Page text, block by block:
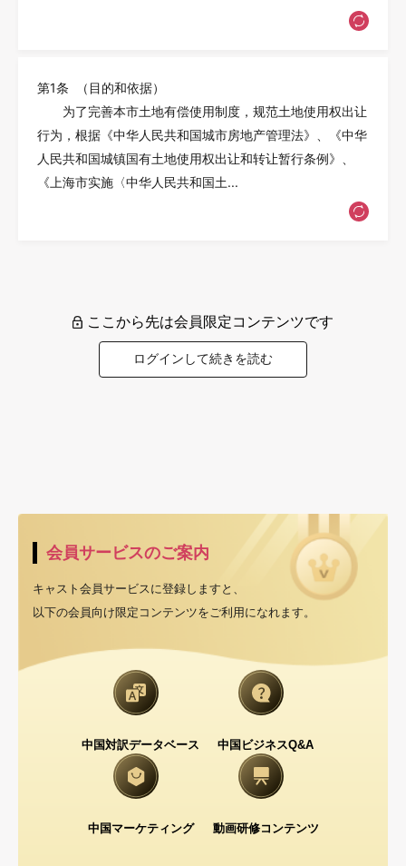
第1条 （目的和依据）
为了完善本市土地有偿使用制度，规范土地使用权出让
行为，根据《中华人民共和国城市房地产管理法》、《中华
人民共和国城镇国有土地使用权出让和转让暂行条例》、
《上海市实施〈中华人民共和国土...
ここから先は会員限定コンテンツです
ログインして続きを読む
会員サービスのご案内
キャスト会員サービスに登録しますと、
以下の会員向け限定コンテンツをご利用になれます。
中国対訳データベース 中国ビジネスQ&A
中国マーケティング 動画研修コンテンツ